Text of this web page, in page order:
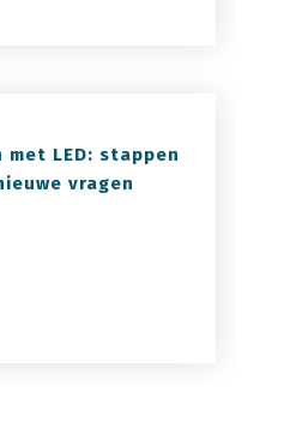
LED: stappen
vragen